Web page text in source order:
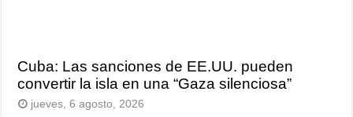
Cuba: Las sanciones de EE.UU. pueden
convertir la isla en una “Gaza silenciosa”
jueves, 6 agosto, 2026